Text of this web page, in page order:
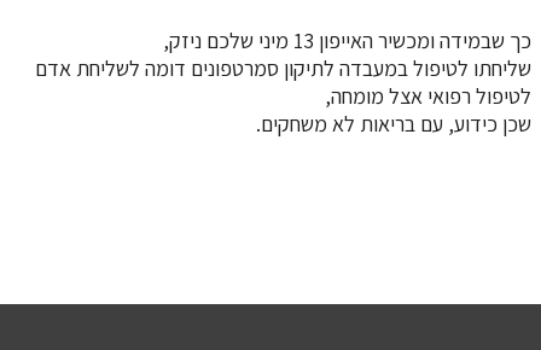
כך שבמידה ומכשיר האייפון 13 מיני שלכם ניזק,
שליחתו לטיפול במעבדה לתיקון סמרטפונים דומה לשליחת אדם
לטיפול רפואי אצל מומחה,
שכן כידוע, עם בריאות לא משחקים.